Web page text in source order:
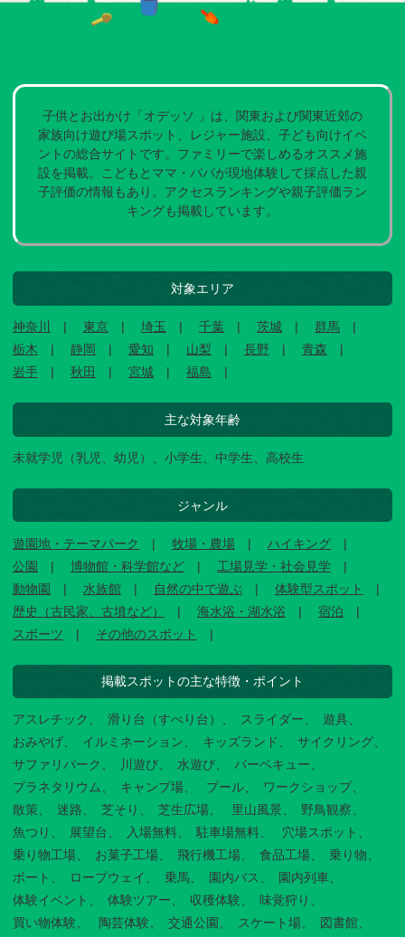
子供とお出かけ「オデッソ 」は、関東および関東近郊の
家族向け遊び場スポット、レジャー施設、子ども向けイベ
ントの総合サイトです。ファミリーで楽しめるオススメ施
設を掲載。こどもとママ・パパが現地体験して採点した親
子評価の情報もあり。アクセスランキングや親子評価ラン
キングも掲載しています。
対象エリア
神奈川 東京 埼玉 千葉 茨城
群馬
栃木
静岡 愛知 山梨 長野
青森
岩手
秋田 宮城 福島
主な対象年齢
未就学児（乳児、幼児）、小学生、中学生、高校生
ジャンル
遊園地・テーマパーク 牧場・農場
ハイキング
公園
博物館・科学館など
工場見学・社会見学
動物園
水族館 自然の中で遊ぶ
体験型スポット
歴史（古民家、古墳など）
海水浴・湖水浴
宿泊
スポーツ
その他のスポット
掲載スポットの主な特徴・ポイント
アスレチック 滑り台（すべり台） スライダー
遊具
おみやげ
イルミネーション キッズランド
サイクリング
サファリパーク
川遊び 水遊び
バーベキュー
プラネタリウム
キャンプ場 プール
ワークショップ
散策
迷路 芝そり 芝生広場 里山風景
野鳥観察
魚つり
展望台 入場無料 駐車場無料
穴場スポット
乗り物工場
お菓子工場 飛行機工場 食品工場
乗り物
ボート
ロープウェイ 乗馬 園内バス
園内列車
体験イベント
体験ツアー 収穫体験
味覚狩り
買い物体験
陶芸体験 交通公園 スケート場 図書館